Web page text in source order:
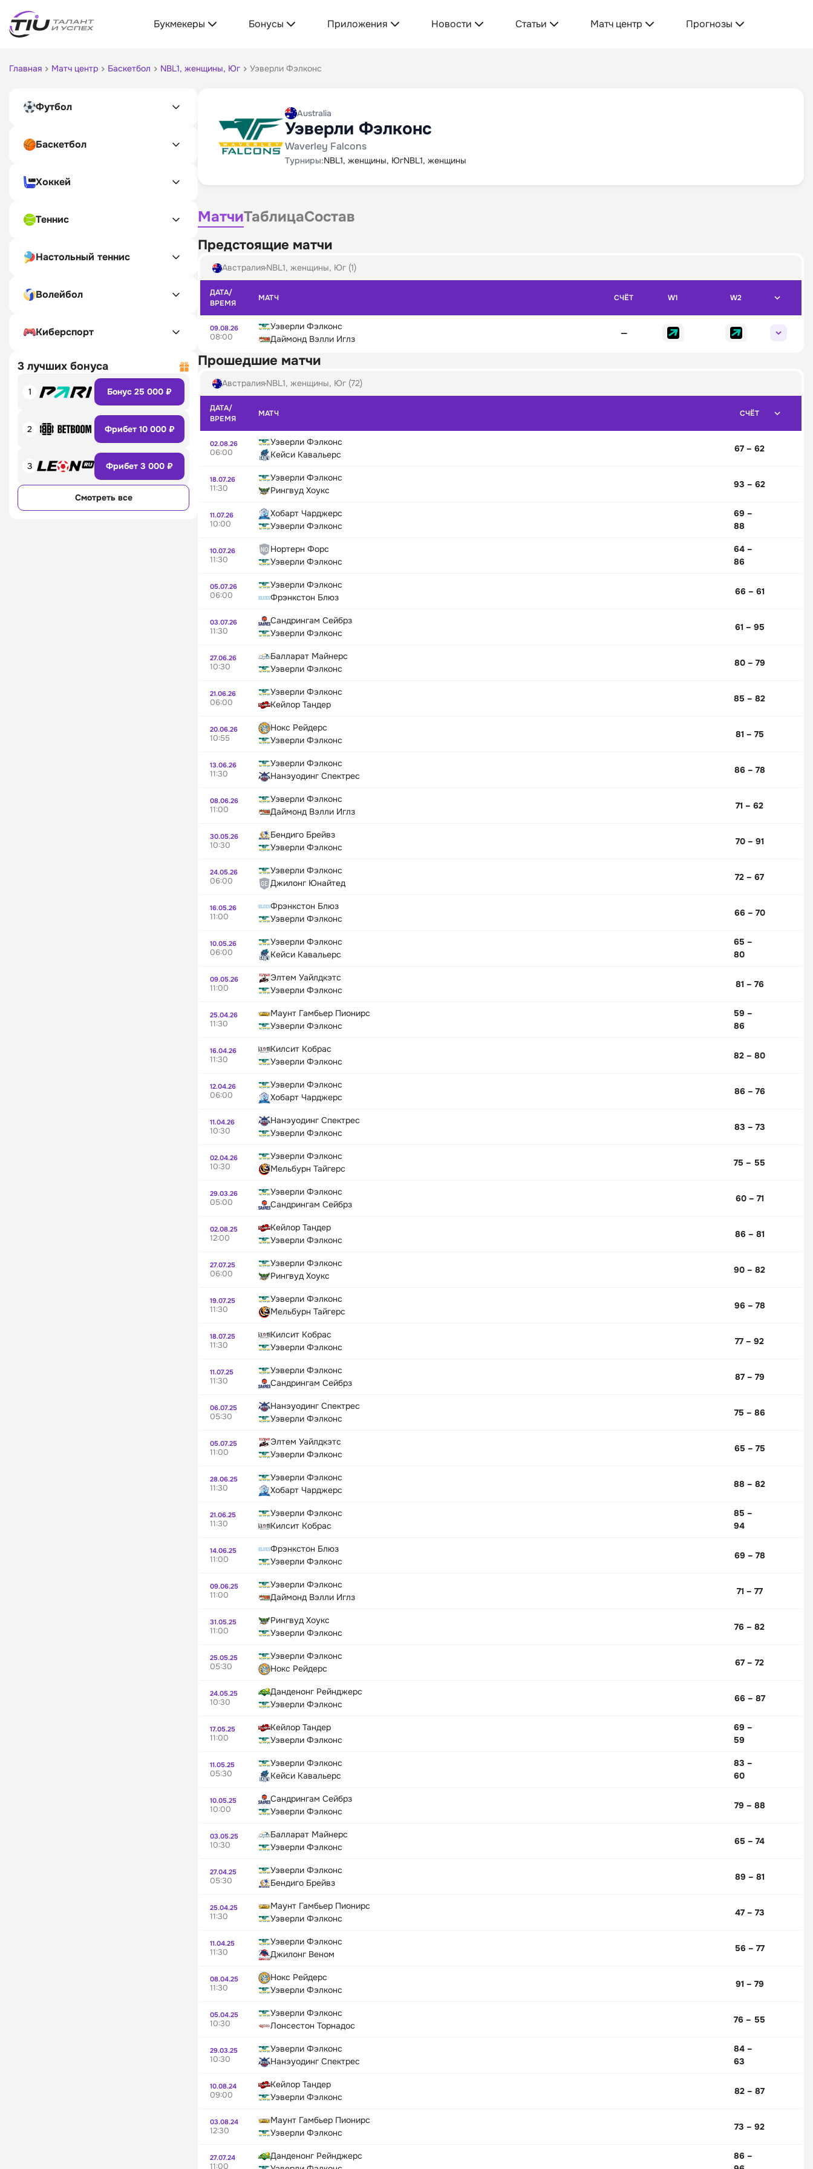
Букмекеры Бонусы Приложения Новости Статьи Матч центр Прогнозы
Главная Матч центр Баскетбол NBL1, женщины, Юг Уэверли Фэлконс
Футбол
Баскетбол
Хоккей
Теннис
Настольный теннис
Волейбол
Киберспорт
3 лучших бонуса
1 Бонус 25 000 ₽
2 Фрибет 10 000 ₽
3 Фрибет 3 000 ₽
Смотреть все
Australia
Уэверли Фэлконс
Waverley Falcons
Турниры:NBL1, женщины, ЮгNBL1, женщины
МатчиТаблицаСостав
Предстоящие матчи
АвстралияNBL1, женщины, Юг (1)
ДАТА/
ВРЕМЯ
МАТЧ СЧЁТ W1 W2
09.08.26
08:00
Уэверли Фэлконс
Даймонд Вэлли Иглз
—
Прошедшие матчи
АвстралияNBL1, женщины, Юг (72)
ДАТА/
ВРЕМЯ
МАТЧ СЧЁТ
02.08.26
06:00
Уэверли Фэлконс
Кейси Кавальерс
67 – 62
18.07.26
11:30
Уэверли Фэлконс
Рингвуд Хоукс
93 – 62
11.07.26
10:00
Хобарт Чарджерс
Уэверли Фэлконс
69 –
88
10.07.26
11:30
Нортерн Форс
Уэверли Фэлконс
64 –
86
05.07.26
06:00
Уэверли Фэлконс
Фрэнкстон Блюз
66 – 61
03.07.26
11:30
Сандрингам Сейбрз
Уэверли Фэлконс
61 – 95
27.06.26
10:30
Балларат Майнерс
Уэверли Фэлконс
80 – 79
21.06.26
06:00
Уэверли Фэлконс
Кейлор Тандер
85 – 82
20.06.26
10:55
Нокс Рейдерс
Уэверли Фэлконс
81 – 75
13.06.26
11:30
Уэверли Фэлконс
Нанэуодинг Спектрес
86 – 78
08.06.26
11:00
Уэверли Фэлконс
Даймонд Вэлли Иглз
71 – 62
30.05.26
10:30
Бендиго Брейвз
Уэверли Фэлконс
70 – 91
24.05.26
06:00
Уэверли Фэлконс
Джилонг Юнайтед
72 – 67
16.05.26
11:00
Фрэнкстон Блюз
Уэверли Фэлконс
66 – 70
10.05.26
06:00
Уэверли Фэлконс
Кейси Кавальерс
65 –
80
09.05.26
11:00
Элтем Уайлдкэтс
Уэверли Фэлконс
81 – 76
25.04.26
11:30
Маунт Гамбьер Пионирс
Уэверли Фэлконс
59 –
86
16.04.26
11:30
Килсит Кобрас
Уэверли Фэлконс
82 – 80
12.04.26
06:00
Уэверли Фэлконс
Хобарт Чарджерс
86 – 76
11.04.26
10:30
Нанэуодинг Спектрес
Уэверли Фэлконс
83 – 73
02.04.26
10:30
Уэверли Фэлконс
Мельбурн Тайгерс
75 – 55
29.03.26
05:00
Уэверли Фэлконс
Сандрингам Сейбрз
60 – 71
02.08.25
12:00
Кейлор Тандер
Уэверли Фэлконс
86 – 81
27.07.25
06:00
Уэверли Фэлконс
Рингвуд Хоукс
90 – 82
19.07.25
11:30
Уэверли Фэлконс
Мельбурн Тайгерс
96 – 78
18.07.25
11:30
Килсит Кобрас
Уэверли Фэлконс
77 – 92
11.07.25
11:30
Уэверли Фэлконс
Сандрингам Сейбрз
87 – 79
06.07.25
05:30
Нанэуодинг Спектрес
Уэверли Фэлконс
75 – 86
05.07.25
11:00
Элтем Уайлдкэтс
Уэверли Фэлконс
65 – 75
28.06.25
11:30
Уэверли Фэлконс
Хобарт Чарджерс
88 – 82
21.06.25
11:30
Уэверли Фэлконс
Килсит Кобрас
85 –
94
14.06.25
11:00
Фрэнкстон Блюз
Уэверли Фэлконс
69 – 78
09.06.25
11:00
Уэверли Фэлконс
Даймонд Вэлли Иглз
71 – 77
31.05.25
11:00
Рингвуд Хоукс
Уэверли Фэлконс
76 – 82
25.05.25
05:30
Уэверли Фэлконс
Нокс Рейдерс
67 – 72
24.05.25
10:30
Данденонг Рейнджерс
Уэверли Фэлконс
66 – 87
17.05.25
11:00
Кейлор Тандер
Уэверли Фэлконс
69 –
59
11.05.25
05:30
Уэверли Фэлконс
Кейси Кавальерс
83 –
60
10.05.25
10:00
Сандрингам Сейбрз
Уэверли Фэлконс
79 – 88
03.05.25
10:30
Балларат Майнерс
Уэверли Фэлконс
65 – 74
27.04.25
05:30
Уэверли Фэлконс
Бендиго Брейвз
89 – 81
25.04.25
11:30
Маунт Гамбьер Пионирс
Уэверли Фэлконс
47 – 73
11.04.25
11:30
Уэверли Фэлконс
Джилонг Веном
56 – 77
08.04.25
11:30
Нокс Рейдерс
Уэверли Фэлконс
91 – 79
05.04.25
10:30
Уэверли Фэлконс
Лонсестон Торнадос
76 – 55
29.03.25
10:30
Уэверли Фэлконс
Нанэуодинг Спектрес
84 –
63
10.08.24
09:00
Кейлор Тандер
Уэверли Фэлконс
82 – 87
03.08.24
12:30
Маунт Гамбьер Пионирс
Уэверли Фэлконс
73 – 92
27.07.24
11:00
Данденонг Рейнджерс
86 –